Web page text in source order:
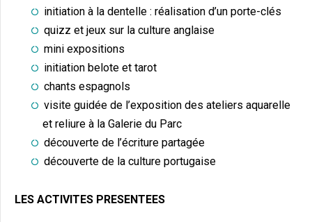
initiation à la dentelle : réalisation d’un porte-clés
quizz et jeux sur la culture anglaise
mini expositions
initiation belote et tarot
chants espagnols
visite guidée de l’exposition des ateliers aquarelle
et reliure à la Galerie du Parc
découverte de l’écriture partagée
découverte de la culture portugaise
LES ACTIVITES PRESENTEES